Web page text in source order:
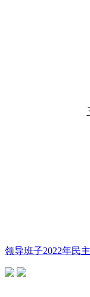
领导班子2022年民